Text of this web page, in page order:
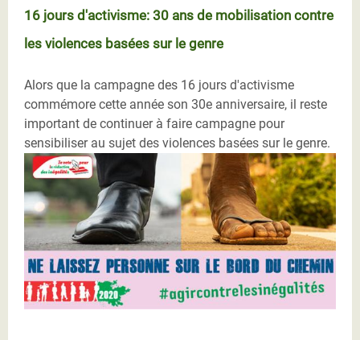
16 jours d'activisme: 30 ans de mobilisation contre
les violences basées sur le genre
Alors que la campagne des 16 jours d'activisme
commémore cette année son 30e anniversaire, il reste
important de continuer à faire campagne pour
sensibiliser au sujet des violences basées sur le genre.